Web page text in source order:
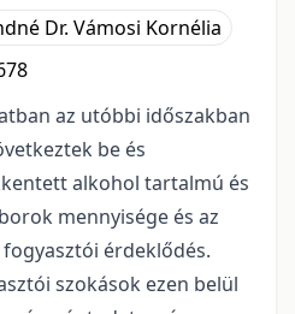
Dr. Vámosi Kornélia
az utóbbi időszakban
be és
alkohol tartalmú és
mennyisége és az
érdeklődés.
szokások ezen belül